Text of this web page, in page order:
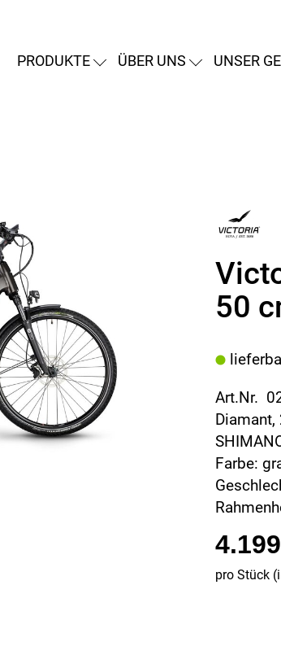
PRODUKTE ÜBER UNS UNSER
50
Art.Nr.
Diamant,
Farbe:
pro Stück